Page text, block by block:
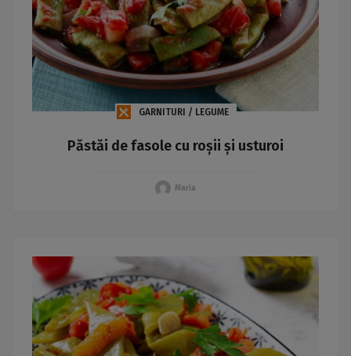
GARNITURI / LEGUME
Păstăi de fasole cu roșii și usturoi
Maria